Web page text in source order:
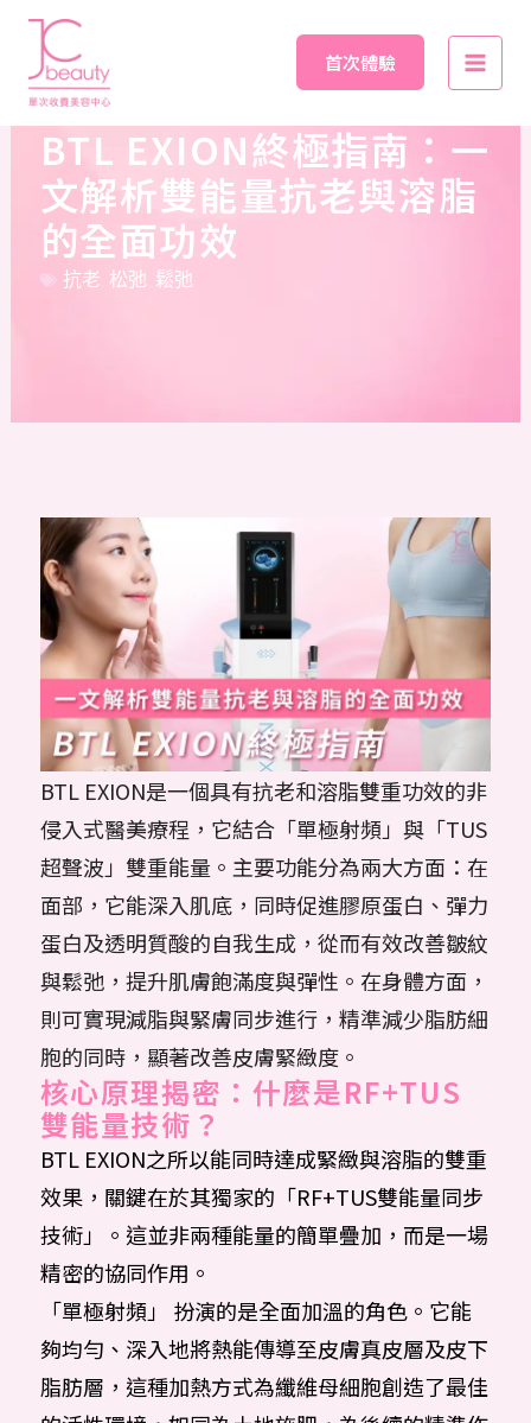
Skip
content
首次體驗
Main
BTL EXION終極指南：一
文解析雙能量抗老與溶脂
的全面功效
抗老 松弛 鬆弛
BTL EXION是一個具有抗老和溶脂雙重功效的非
侵入式醫美療程，它結合「單極射頻」與「TUS
超聲波」雙重能量。主要功能分為兩大方面：在
面部，它能深入肌底，同時促進膠原蛋白、彈力
蛋白及透明質酸的自我生成，從而有效改善皺紋
與鬆弛，提升肌膚飽滿度與彈性。在身體方面，
則可實現減脂與緊膚同步進行，精準減少脂肪細
胞的同時，顯著改善皮膚緊緻度。
核心原理揭密：什麼是RF+TUS
雙能量技術？
BTL EXION之所以能同時達成緊緻與溶脂的雙重
效果，關鍵在於其獨家的「RF+TUS雙能量同步
技術」。這並非兩種能量的簡單疊加，而是一場
精密的協同作用。
「單極射頻」 扮演的是全面加溫的角色。它能
夠均勻、深入地將熱能傳導至皮膚真皮層及皮下
脂肪層，這種加熱方式為纖維母細胞創造了最佳